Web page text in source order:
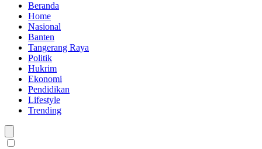
Beranda
Home
Nasional
Banten
Tangerang Raya
Politik
Hukrim
Ekonomi
Pendidikan
Lifestyle
Trending